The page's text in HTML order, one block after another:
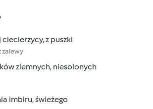
ciecierzycy, z puszki
zalewy
ziemnych, niesolonych
imbiru, świeżego